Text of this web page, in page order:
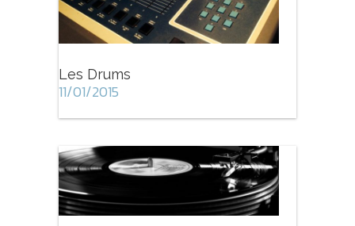
Les Drums
11/01/2015